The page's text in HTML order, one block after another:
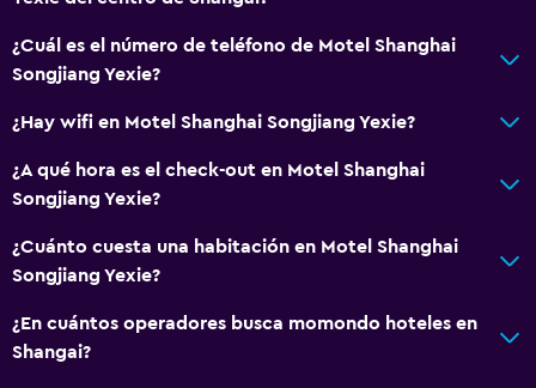
¿Cuál es el número de teléfono de Motel Shanghai
Songjiang Yexie?
¿Hay wifi en Motel Shanghai Songjiang Yexie?
¿A qué hora es el check-out en Motel Shanghai
Songjiang Yexie?
¿Cuánto cuesta una habitación en Motel Shanghai
Songjiang Yexie?
¿En cuántos operadores busca momondo hoteles en
Shangai?